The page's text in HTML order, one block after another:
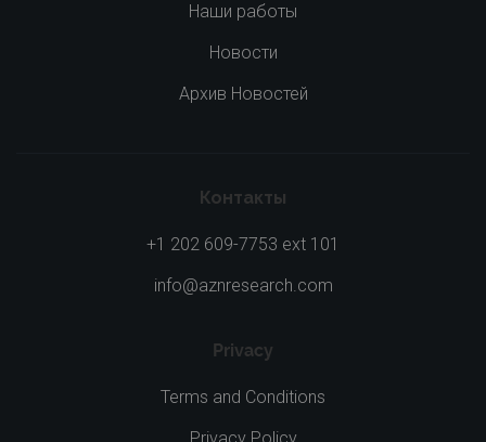
Наши работы
Новости
Архив Новостей
Контакты
+1 202 609-7753 ext 101
info@aznresearch.com
Privacy
Terms and Conditions